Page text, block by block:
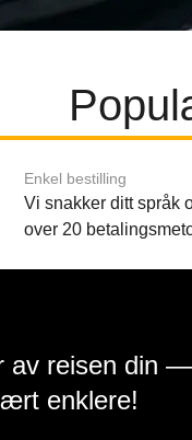
Enkel bestilling
Vi snakker ditt språk
over 20
av reisen din —
enklere!